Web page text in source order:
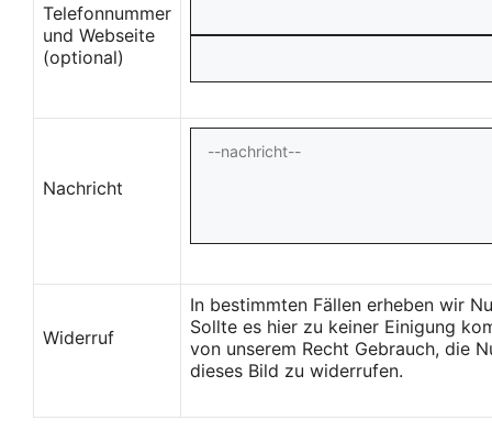
Telefonnummer
und Webseite
(optional)
Nachricht
Widerruf
In bestimmten Fällen erheben wir
Sollte es hier zu keiner Einigung
von unserem Recht Gebrauch, die
dieses Bild zu widerrufen.